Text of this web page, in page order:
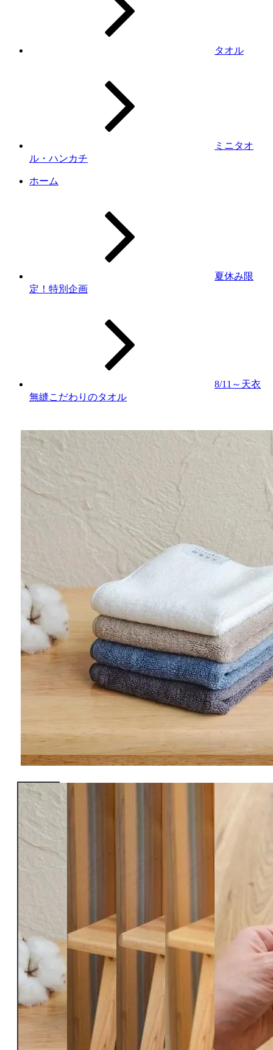
タオル
ミニタオ
ル・ハンカチ
ホーム
夏休み限
定！特別企画
8/11～天衣
無縫こだわりのタオル